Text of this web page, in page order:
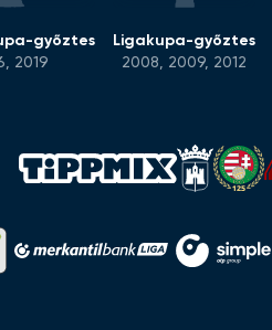
győztes
2019
Ligakupa-győztes
2008, 2009, 2012